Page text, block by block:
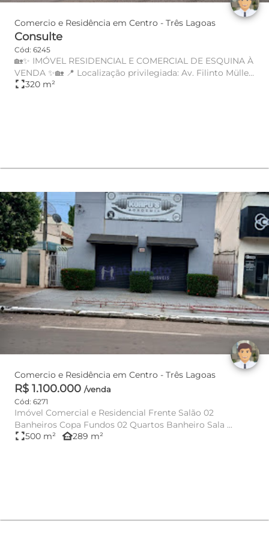
Comercio e Residência em Centro - Três Lagoas
Consulte
Cód: 6245
🏡✨ IMÓVEL RESIDENCIAL E COMERCIAL DE ESQUINA À
VENDA ✨🏡 📍 Localização privilegiada: Av. Filinto Müller
– Cen...
fullscreen320 m²
Comercio e Residência em Centro - Três Lagoas
R$ 1.100.000 /venda
Cód: 6271
Imóvel Comercial e Residencial Frente Salão 02
Banheiros Copa Fundos 02 Quartos Banheiro Sala ...
fullscreen500 m² other_houses289 m²